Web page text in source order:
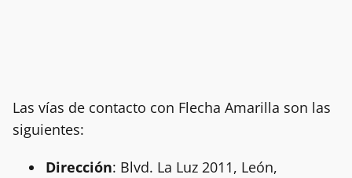
Las vías de contacto con Flecha Amarilla son las
siguientes:
Dirección: Blvd. La Luz 2011, León,